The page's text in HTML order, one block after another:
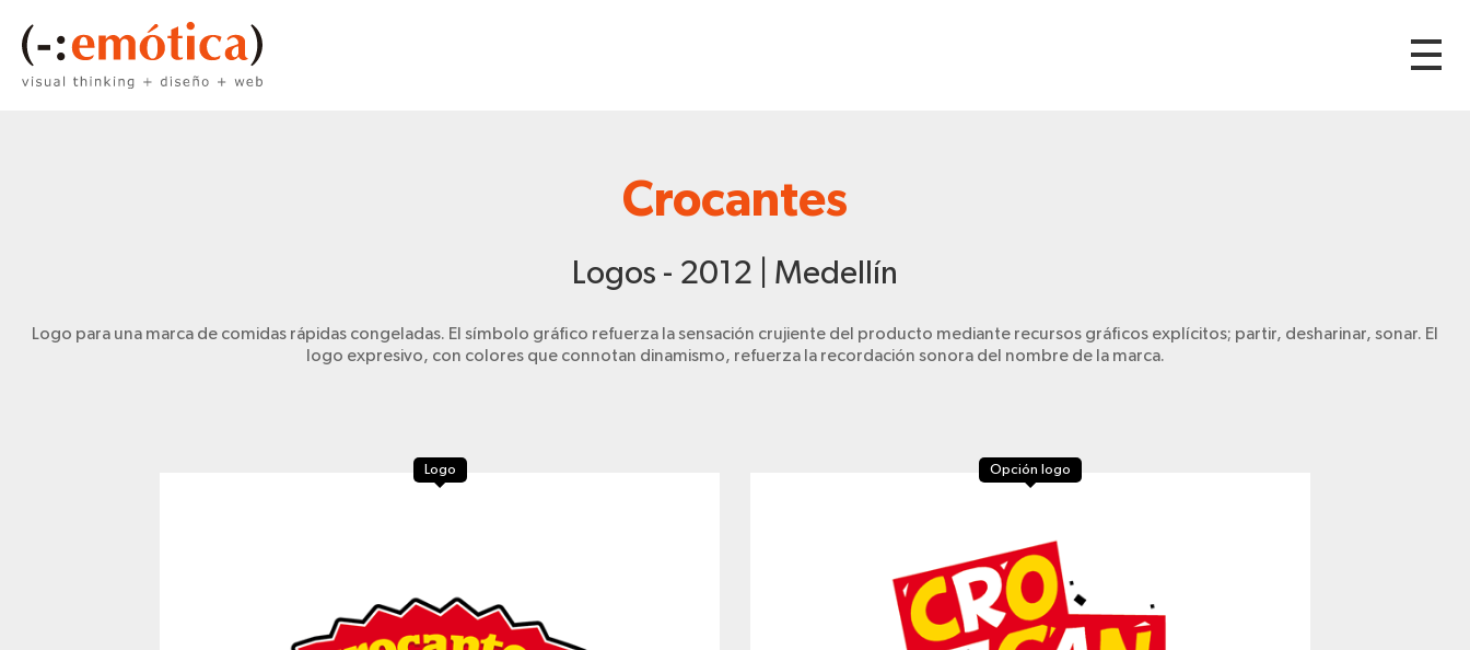
Crocantes
Logos - 2012 | Medellín
Logo para una marca de comidas rápidas congeladas. El símbolo gráfico refuerza la sensación crujiente del producto mediante recursos gráficos explícitos; partir, desharinar, sonar. El
logo expresivo, con colores que connotan dinamismo, refuerza la recordación sonora del nombre de la marca.
Logo Opción logo